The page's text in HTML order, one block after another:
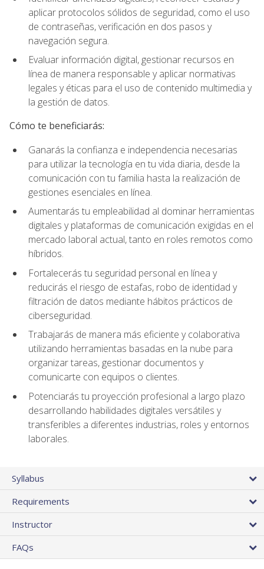
aplicar protocolos sólidos de seguridad, como el uso
de contraseñas, verificación en dos pasos y
navegación segura.
Evaluar información digital, gestionar recursos en
línea de manera responsable y aplicar normativas
legales y éticas para el uso de contenido multimedia y
la gestión de datos.
Cómo te beneficiarás:
Ganarás la confianza e independencia necesarias
para utilizar la tecnología en tu vida diaria, desde la
comunicación con tu familia hasta la realización de
gestiones esenciales en línea.
Aumentarás tu empleabilidad al dominar herramientas
digitales y plataformas de comunicación exigidas en el
mercado laboral actual, tanto en roles remotos como
híbridos.
Fortalecerás tu seguridad personal en línea y
reducirás el riesgo de estafas, robo de identidad y
filtración de datos mediante hábitos prácticos de
ciberseguridad.
Trabajarás de manera más eficiente y colaborativa
utilizando herramientas basadas en la nube para
organizar tareas, gestionar documentos y
comunicarte con equipos o clientes.
Potenciarás tu proyección profesional a largo plazo
desarrollando habilidades digitales versátiles y
transferibles a diferentes industrias, roles y entornos
laborales.
Syllabus
Requirements
Instructor
FAQs